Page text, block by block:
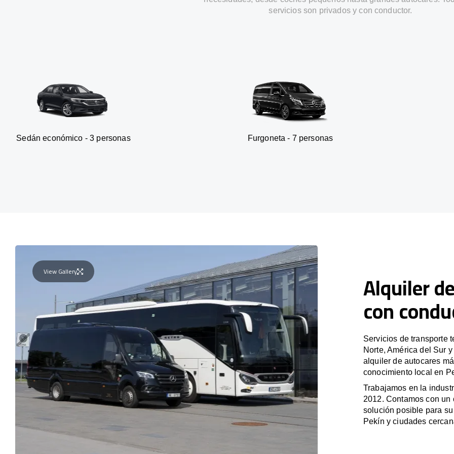
servicios son privados y con conductor.
- 3 personas Furgoneta - 7 personas SUV - 3
View Gallery Alquiler
con
Servicios de transporte
Norte, América del Sur
alquiler de autocares
conocimiento local en
Trabajamos en la
2012. Contamos con
solución posible para
Pekín y ciudades